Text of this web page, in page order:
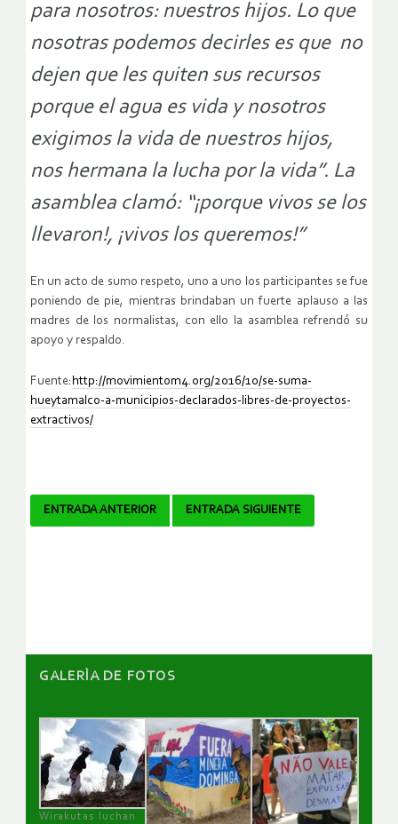
para nosotros: nuestros hijos. Lo que
nosotras podemos decirles es que no
dejen que les quiten sus recursos
porque el agua es vida y nosotros
exigimos la vida de nuestros hijos,
nos hermana la lucha por la vida”. La
asamblea clamó: “¡porque vivos se los
llevaron!, ¡vivos los queremos!”
En un acto de sumo respeto, uno a uno los participantes se fue
poniendo de pie, mientras brindaban un fuerte aplauso a las
madres de los normalistas, con ello la asamblea refrendó su
apoyo y respaldo.
Fuente: http://movimientom4.org/2016/10/se-suma-
hueytamalco-a-municipios-declarados-libres-de-proyectos-
extractivos/
Navegador
ENTRADA ANTERIOR ENTRADA SIGUIENTE
GALERÌA DE FOTOS
Wirakutas luchan